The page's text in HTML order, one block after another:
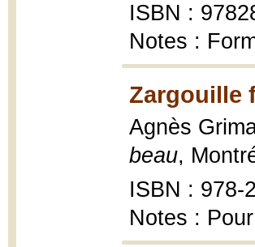
ISBN :
Notes :
Zargouille
Agnès
beau,
ISBN : 978-
Notes :